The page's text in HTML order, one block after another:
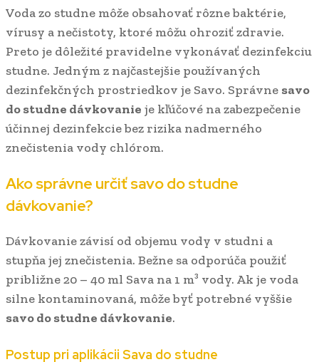
Voda zo studne môže obsahovať rôzne baktérie,
vírusy a nečistoty, ktoré môžu ohroziť zdravie.
Preto je dôležité pravidelne vykonávať dezinfekciu
studne. Jedným z najčastejšie používaných
dezinfekčných prostriedkov je Savo. Správne savo
do studne dávkovanie je kľúčové na zabezpečenie
účinnej dezinfekcie bez rizika nadmerného
znečistenia vody chlórom.
Ako správne určiťsavo do studne
dávkovanie?
Dávkovanie závisí od objemu vody v studni a
stupňa jej znečistenia. Bežne sa odporúča použiť
približne 20 – 40 ml Sava na 1 m³ vody. Ak je voda
silne kontaminovaná, môže byť potrebné vyššie
savo do studne dávkovanie.
Postup pri aplikácii Sava do studne